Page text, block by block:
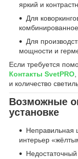
яркий и
Для
Для
мощности и
Если требуется
Контакты SvetPRO
и количество
Возможные
установке
Неправильная
интерьер